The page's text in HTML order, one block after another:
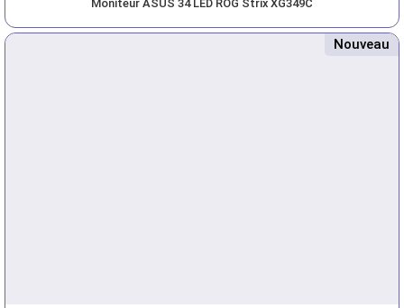
Moniteur ASUS 34 LED ROG Strix XG349C
Nouveau